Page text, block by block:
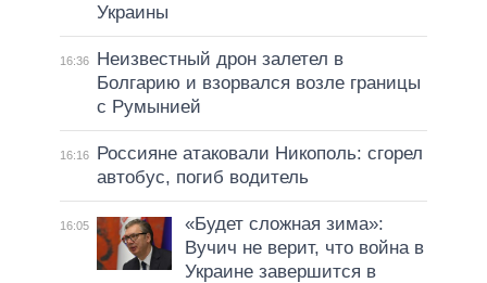
Украины
16:36
Неизвестный дрон залетел в
Болгарию и взорвался возле границы
с Румынией
16:16
Россияне атаковали Никополь: сгорел
автобус, погиб водитель
16:05
«Будет сложная зима»:
Вучич не верит, что война в
Украине завершится в